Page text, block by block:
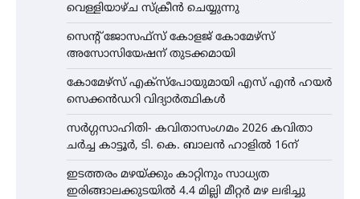
വെള്ളിയാഴ്ച സ്‌ക്രീൻ ചെയ്യുന്നു
സെന്റ് ജോസഫ്സ് കോളജ് കോമേഴ്‌സ്
അസോസിയേഷന് തുടക്കമായി
കോമേഴ്സ് എക്സ്പോയുമായി എസ് എൻ ഹയർ
സെക്കൻഡറി വിദ്യാർത്ഥികൾ
സർഗ്ഗസാഹിതി- കവിതാസംഗമം 2026 കവിതാ
ചർച്ച കാട്ടൂർ, ടി. കെ. ബാലൻ ഹാളിൽ 16ന്
ഇടത്തരം മഴയ്ക്കും കാറ്റിനും സാധ്യത
ഇരിങ്ങാലക്കുടയിൽ 4.4 മില്ലി മീറ്റർ മഴ ലഭിച്ചു